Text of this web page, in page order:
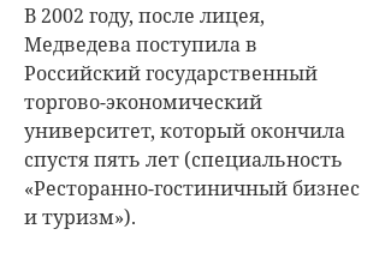
В 2002 году, после лицея,
Медведева поступила в
Российский государственный
торгово-экономический
университет, который окончила
спустя пять лет (специальность
«Ресторанно-гостиничный бизнес
и туризм»).